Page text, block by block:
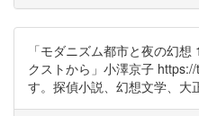
「モダニズム都市と夜の幻
クストから」小澤京子
す。探偵小説、幻想文学、大